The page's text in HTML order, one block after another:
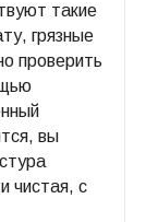
такие
грязные
проверить
вы
чистая, с